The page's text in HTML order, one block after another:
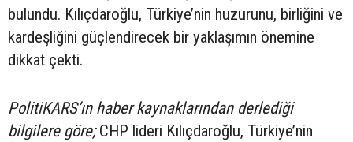
bulundu. Kılıçdaroğlu, Türkiye’nin huzurunu, birliğini ve
kardeşliğini güçlendirecek bir yaklaşımın önemine
dikkat çekti.
PolitiKARS’ın haber kaynaklarından derlediği
bilgilere göre;CHP lideri Kılıçdaroğlu, Türkiye’nin